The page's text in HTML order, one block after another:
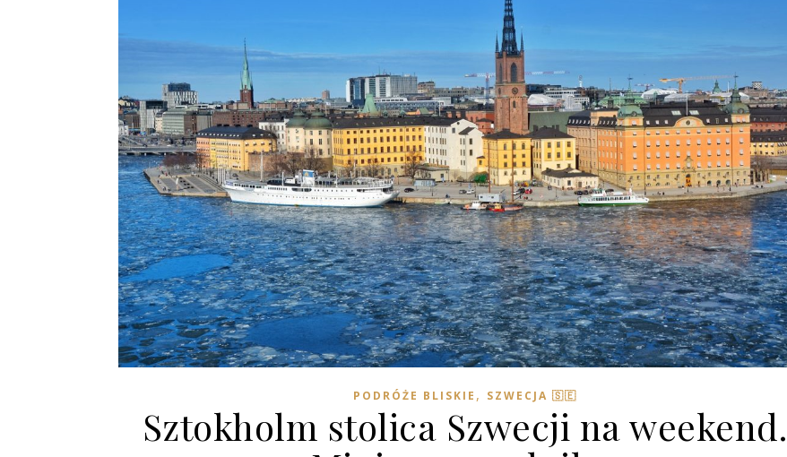
PODRÓŻE BLISKIE , SZWECJA 🇸🇪
Sztokholm stolica Szwecji na weekend.